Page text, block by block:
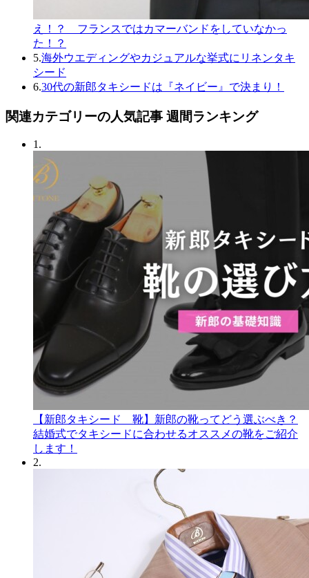
え！？ フランスではカマーバンドをしていなかっ
た！？
5.海外ウエディングやカジュアルな挙式にリネンタキ
シード
6.30代の新郎タキシードは『ネイビー』で決まり！
関連カテゴリーの人気記事 週間ランキング
1.
【新郎タキシード 靴】新郎の靴ってどう選ぶべき？
結婚式でタキシードに合わせるオススメの靴をご紹介
します！
2.